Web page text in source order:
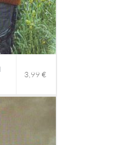
3,99 €